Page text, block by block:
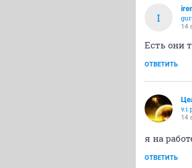
I
14
Есть они
ОТВЕТИТЬ
14
я на
ОТВЕТИТЬ